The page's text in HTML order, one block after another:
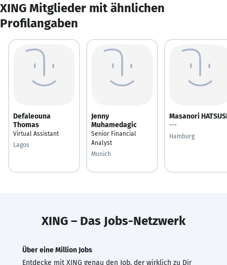
XING Mitglieder mit ähnlichen
Profilangaben
Defaleouna
Thomas
Virtual Assistant
Lagos
Jenny
Muhamedagic
Senior Financial
Analyst
Munich
Masanori
---
Hamburg
XING – Das Jobs-Netzwerk
Über eine Million Jobs
Entdecke mit XING genau den Job, der wirklich zu Dir